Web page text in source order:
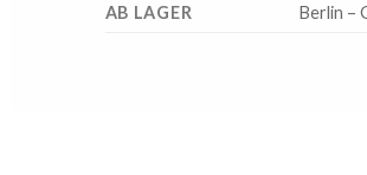
AB LAGER Berlin –